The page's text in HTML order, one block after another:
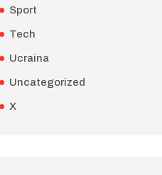
Sport
Tech
Ucraina
Uncategorized
X